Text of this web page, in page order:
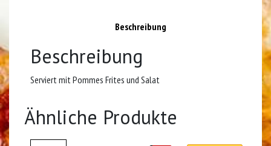
Beschreibung
Beschreibung
Serviert mit Pommes Frites und Salat
Ähnliche Produkte